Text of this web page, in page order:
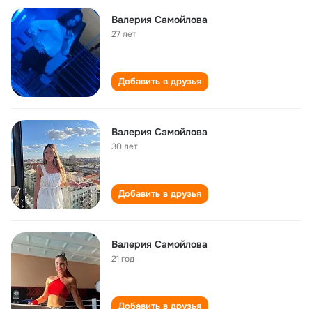
Валерия Самойлова
27 лет
Добавить в друзья
Валерия Самойлова
30 лет
Добавить в друзья
Валерия Самойлова
21 год
Добавить в друзья